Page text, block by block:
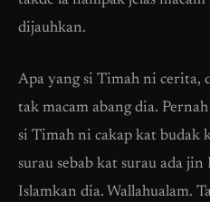
dijauhkan.
Apa yang si Timah ni cerita,
tak macam abang dia.
si Timah ni cakap kat budak
surau sebab kat surau ada
Islamkan dia. Wallahualam.